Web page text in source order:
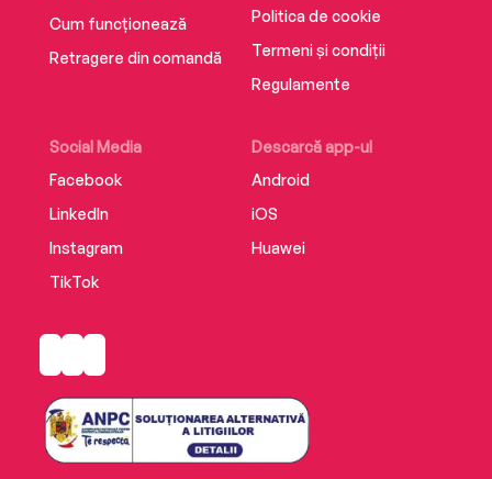
Cum funcționează
Retragere din comandă
Social Media
Facebook
LinkedIn
Instagram
TikTok
Descarcă app-ul
Android
iOS
Huawei
Politica de cookie
Termeni și condiții
Regulamente